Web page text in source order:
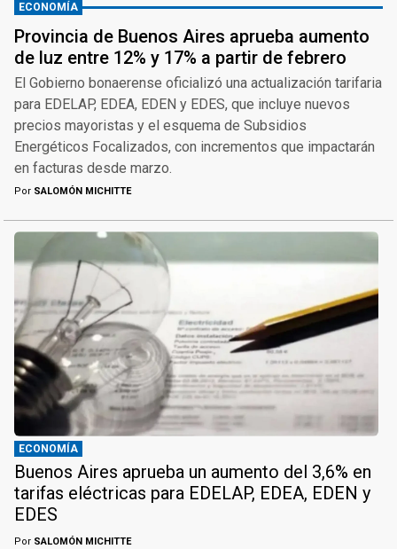
ECONOMÍA
Provincia de Buenos Aires aprueba aumento
de luz entre 12% y 17% a partir de febrero
El Gobierno bonaerense oficializó una actualización tarifaria
para EDELAP, EDEA, EDEN y EDES, que incluye nuevos
precios mayoristas y el esquema de Subsidios
Energéticos Focalizados, con incrementos que impactarán
en facturas desde marzo.
Por SALOMÓN MICHITTE
ECONOMÍA
Buenos Aires aprueba un aumento del 3,6% en
tarifas eléctricas para EDELAP, EDEA, EDEN y
EDES
Por SALOMÓN MICHITTE